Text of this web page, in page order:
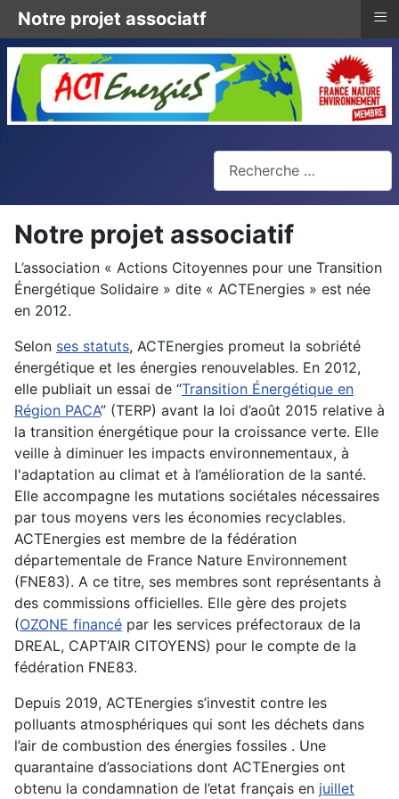
Rechercher
Notre projet associatif
L’association « Actions Citoyennes pour une Transition
Énergétique Solidaire » dite « ACTEnergies » est née
en 2012.
Selon ses statuts, ACTEnergies promeut la sobriété
énergétique et les énergies renouvelables. En 2012,
elle publiait un essai de “Transition Énergétique en
Région PACA” (TERP) avant la loi d’août 2015 relative à
la transition énergétique pour la croissance verte. Elle
veille à diminuer les impacts environnementaux, à
l'adaptation au climat et à l’amélioration de la santé.
Elle accompagne les mutations sociétales nécessaires
par tous moyens vers les économies recyclables.
ACTEnergies est membre de la fédération
départementale de France Nature Environnement
(FNE83). A ce titre, ses membres sont représentants à
des commissions officielles. Elle gère des projets
(OZONE financé par les services préfectoraux de la
DREAL, CAPT’AIR CITOYENS) pour le compte de la
fédération FNE83.
Depuis 2019, ACTEnergies s’investit contre les
polluants atmosphériques qui sont les déchets dans
l’air de combustion des énergies fossiles . Une
quarantaine d’associations dont ACTEnergies ont
obtenu la condamnation de l’etat français en juillet
Notre projet associatf ≡